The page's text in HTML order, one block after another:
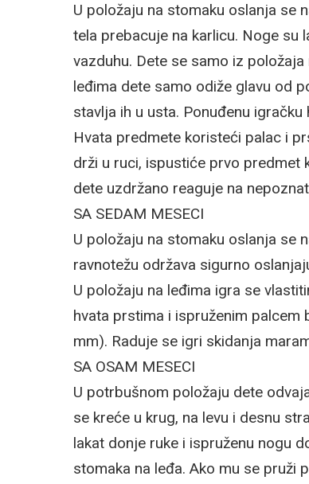
U položaju na stomaku oslanja se
tela prebacuje na karlicu. Noge su
vazduhu. Dete se samo iz
leđima dete samo odiže glavu od
stavlja ih u usta. Ponuđenu
Hvata predmete koristeći palac i
drži u ruci, ispustiće prvo predmet
dete uzdržano reaguje na
SA SEDAM MESECI
U položaju na stomaku oslanja se
ravnotežu održava sigurno
U položaju na leđima igra se
hvata prstima i ispruženim palcem
mm). Raduje se igri skidanja
SA OSAM MESECI
U potrbušnom položaju dete
se kreće u krug, na levu i desnu
lakat donje ruke i ispruženu nogu
stomaka na leđa. Ako mu se pruži